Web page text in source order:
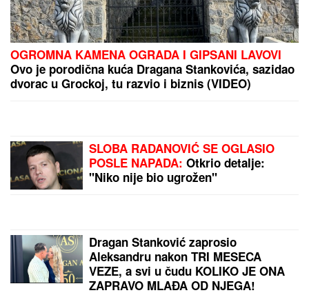
OGROMNA KAMENA OGRADA I GIPSANI LAVOVI
Ovo je porodična kuća Dragana Stankovića, sazidao
dvorac u Grockoj, tu razvio i biznis (VIDEO)
SLOBA RADANOVIĆ SE OGLASIO
POSLE NAPADA: Otkrio detalje:
"Niko nije bio ugrožen"
Dragan Stanković zaprosio
Aleksandru nakon TRI MESECA
VEZE, a svi u čudu KOLIKO JE ONA
ZAPRAVO MLAĐA OD NJEGA!